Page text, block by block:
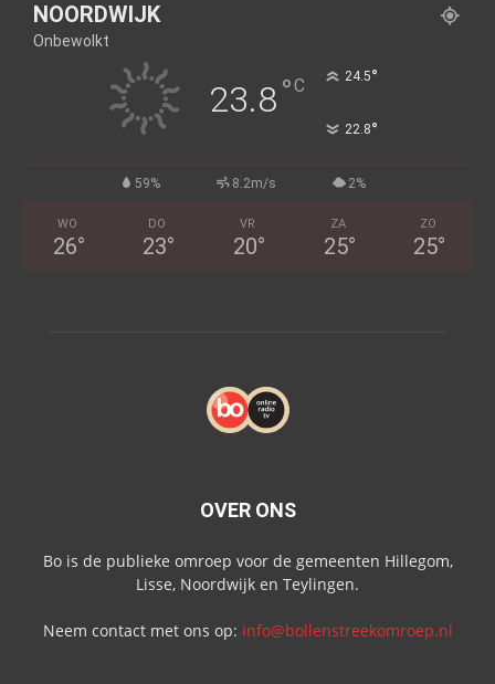
NOORDWIJK
Onbewolkt
23.8°C 24.5°
22.8°
59% 8.2m/s 2%
WO
26°
DO
23°
VR
20°
ZA
25°
ZO
25°
OVER ONS
Bo is de publieke omroep voor de gemeenten Hillegom,
Lisse, Noordwijk en Teylingen.
Neem contact met ons op: info@bollenstreekomroep.nl